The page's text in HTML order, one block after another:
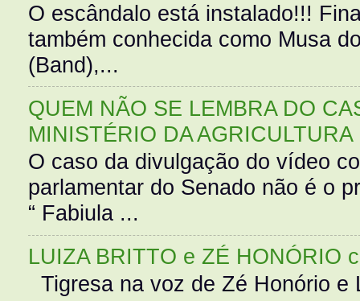
O escândalo está instalado!!!
também conhecida como Musa
(Band),...
QUEM NÃO SE LEMBRA DO
MINISTÉRIO DA AGRICULTURA
O caso da divulgação do vídeo
parlamentar do Senado não é o
“ Fabiula ...
LUIZA BRITTO e ZÉ HONÓRIO
Tigresa na voz de Zé Honório